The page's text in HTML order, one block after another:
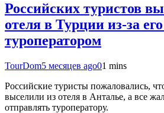
Российских туристов
отеля в Турции из-за
туроператором
TourDom5 месяцев ago01 mins
Российские туристы пожаловались,
выселили из отеля в Анталье, а все
отправлять туроператору.